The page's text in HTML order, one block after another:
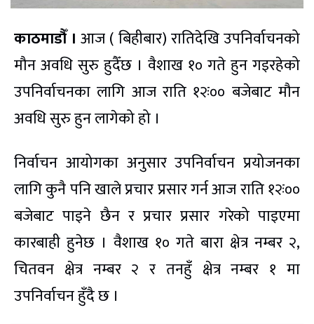
काठमाडौँ । आज ( बिहीबार) रातिदेखि उपनिर्वाचनको
मौन अवधि सुरु हुदैँछ । वैशाख १० गते हुन गइरहेको
उपनिर्वाचनका लागि आज राति १२ः०० बजेबाट मौन
अवधि सुरु हुन लागेको हो ।
निर्वाचन आयोगका अनुसार उपनिर्वाचन प्रयोजनका
लागि कुनै पनि खाले प्रचार प्रसार गर्न आज राति १२ः००
बजेबाट पाइने छैन र प्रचार प्रसार गरेको पाइएमा
कारबाही हुनेछ । वैशाख १० गते बारा क्षेत्र नम्बर २,
चितवन क्षेत्र नम्बर २ र तनहुँ क्षेत्र नम्बर १ मा
उपनिर्वाचन हुँदै छ ।